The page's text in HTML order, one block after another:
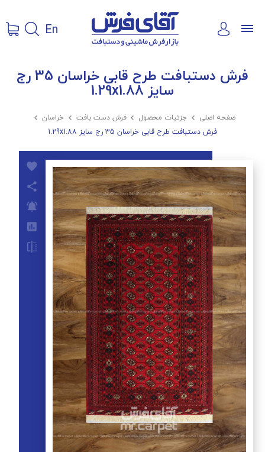
En
فرش دستبافت طرح قابی خراسان 35 رج
سایز 1.29x1.88
صفحه اصلی  جزئیات محصول  فرش دست بافت  خراسان 
فرش دستبافت طرح قابی خراسان 35 رج سایز 1.29x1.88